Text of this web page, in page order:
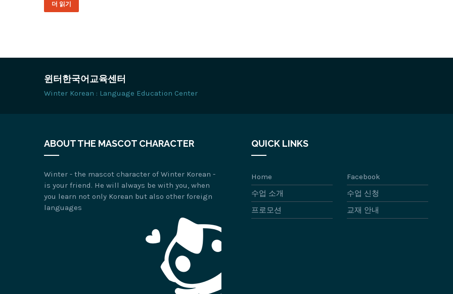
더 읽기
윈터한국어교육센터
Winter Korean : Language Education Center
ABOUT THE MASCOT CHARACTER
Winter - the mascot character of Winter Korean -
is your friend. He will always be with you, when
you learn not only Korean but also other foreign
languages
QUICK LINKS
Home
Facebook
수업 소개
수업 신청
프로모션
교재 안내